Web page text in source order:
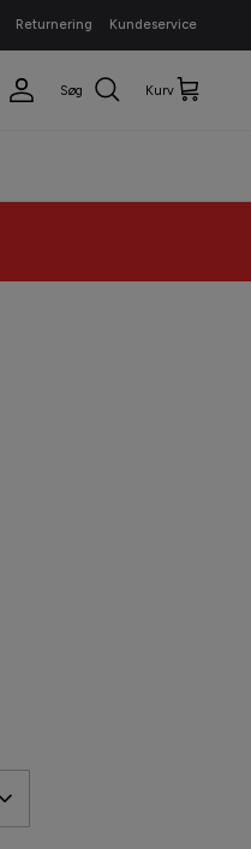
Returnering Kundeservice
Søg Kurv